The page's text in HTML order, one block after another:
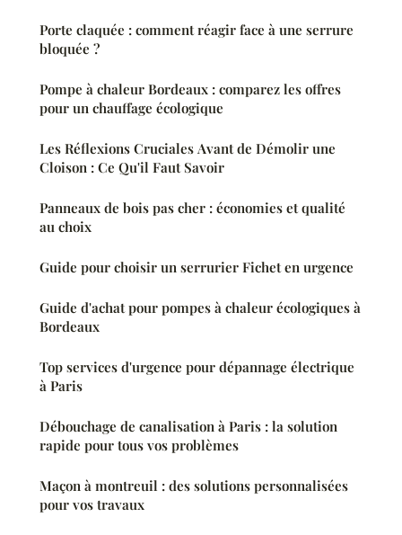
Porte claquée : comment réagir face à une serrure
bloquée ?
Pompe à chaleur Bordeaux : comparez les offres
pour un chauffage écologique
Les Réflexions Cruciales Avant de Démolir une
Cloison : Ce Qu'il Faut Savoir
Panneaux de bois pas cher : économies et qualité
au choix
Guide pour choisir un serrurier Fichet en urgence
Guide d'achat pour pompes à chaleur écologiques à
Bordeaux
Top services d'urgence pour dépannage électrique
à Paris
Débouchage de canalisation à Paris : la solution
rapide pour tous vos problèmes
Maçon à montreuil : des solutions personnalisées
pour vos travaux